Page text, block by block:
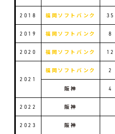
2018 福岡ソフトバンク 35
2019 福岡ソフトバンク 8
2020 福岡ソフトバンク 12
2021
福岡ソフトバンク 2
阪神 4
2022 阪神
2023 阪神